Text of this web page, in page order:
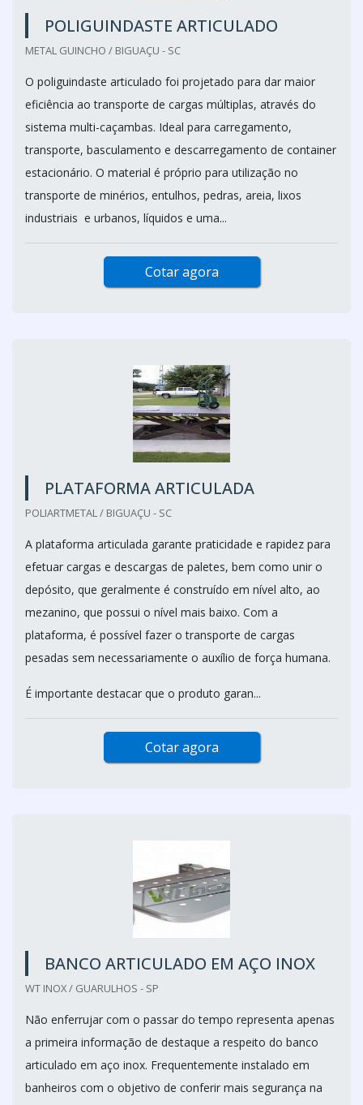
POLIGUINDASTE ARTICULADO
METAL GUINCHO / BIGUAÇU - SC
O poliguindaste articulado foi projetado para dar maior
eficiência ao transporte de cargas múltiplas, através do
sistema multi-caçambas. Ideal para carregamento,
transporte, basculamento e descarregamento de container
estacionário. O material é próprio para utilização no
transporte de minérios, entulhos, pedras, areia, lixos
industriais e urbanos, líquidos e uma...
Cotar agora
PLATAFORMA ARTICULADA
POLIARTMETAL / BIGUAÇU - SC
A plataforma articulada garante praticidade e rapidez para
efetuar cargas e descargas de paletes, bem como unir o
depósito, que geralmente é construído em nível alto, ao
mezanino, que possui o nível mais baixo. Com a
plataforma, é possível fazer o transporte de cargas
pesadas sem necessariamente o auxílio de força humana.
É importante destacar que o produto garan...
Cotar agora
BANCO ARTICULADO EM AÇO INOX
WT INOX / GUARULHOS - SP
Não enferrujar com o passar do tempo representa apenas
a primeira informação de destaque a respeito do banco
articulado em aço inox. Frequentemente instalado em
banheiros com o objetivo de conferir mais segurança na